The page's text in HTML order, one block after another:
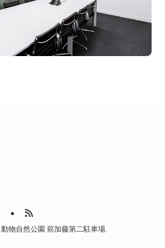
物自然公園 前加藤第二駐車場.